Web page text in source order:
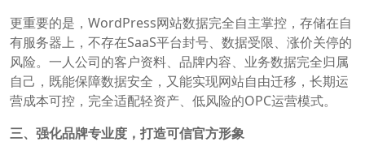
更重要的是，WordPress网站数据完全自主掌控，存储在自
有服务器上，不存在SaaS平台封号、数据受限、涨价关停的
风险。一人公司的客户资料、品牌内容、业务数据完全归属
自己，既能保障数据安全，又能实现网站自由迁移，长期运
营成本可控，完全适配轻资产、低风险的OPC运营模式。
三、强化品牌专业度，打造可信官方形象